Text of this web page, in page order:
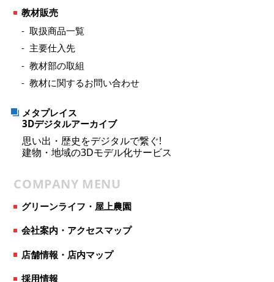
教材販売
取扱商品一覧
主要仕入先
教材部の取組
教材に関するお問い合わせ
メタプレイス
3Dデジタルアーカイブ
思い出・歴史をデジタルで繋ぐ!
建物・地域の3Dモデル化サービス
COMPANY MENU
グリーンライフ・屋上農園
会社案内・アクセスマップ
店舗情報・店内マップ
採用情報